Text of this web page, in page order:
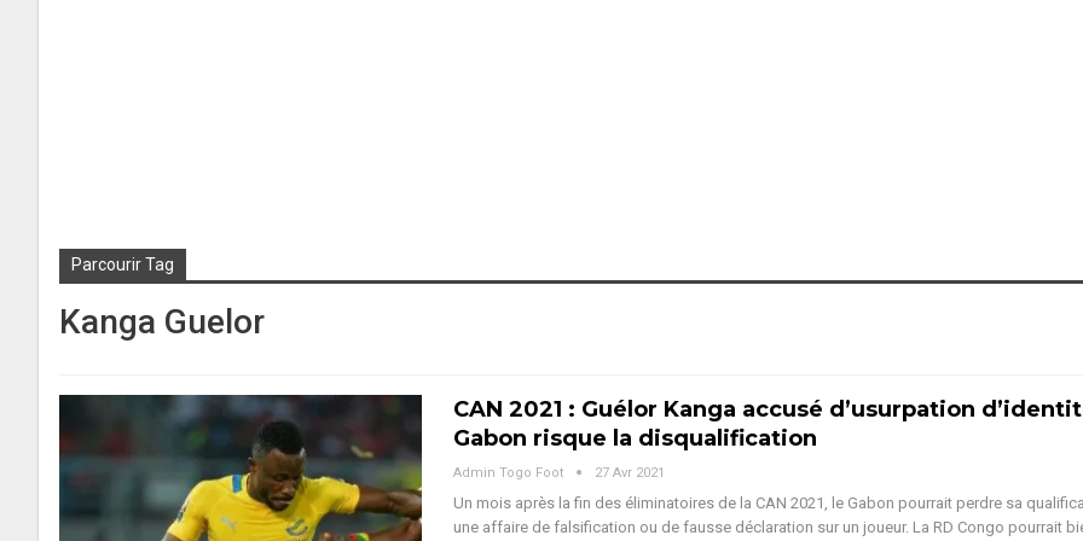
Parcourir Tag
Kanga Guelor
CAN 2021 : Guélor Kanga accusé d’usurpation
Gabon risque la disqualification
Admin Togo Foot 27 Avr 2021
Un mois après la fin des éliminatoires de la CAN 2021, le Gabon pourrait perdre sa
une affaire de falsification ou de fausse déclaration sur un joueur. La RD Congo pourrait